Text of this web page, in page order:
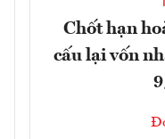
Chốt hạn
cấu lại vốn